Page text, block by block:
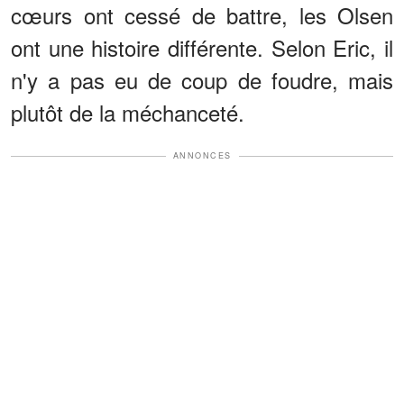
cœurs ont cessé de battre, les Olsen
ont une histoire différente. Selon Eric, il
n'y a pas eu de coup de foudre, mais
plutôt de la méchanceté.
ANNONCES